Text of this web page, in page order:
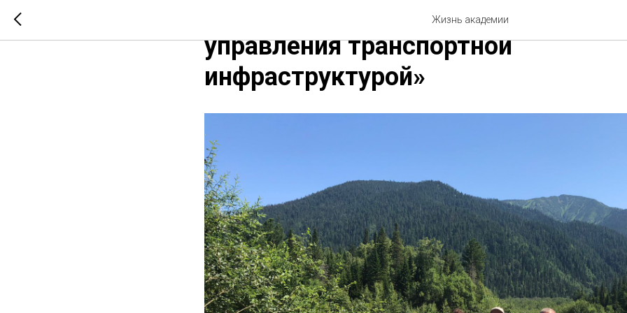
Жизнь академии
Культурная жизнь кафедры
управления транспортной
инфраструктурой»